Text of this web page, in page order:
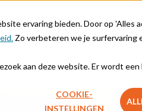
ervaring bieden. Door op 'Alles
Zo verbeteren we je surfervaring
aan deze website. Er wordt
COOKIE-
INSTELLINGEN